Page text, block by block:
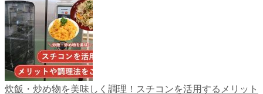
炊飯・炒め物を美味しく調理！スチコンを活用するメリット